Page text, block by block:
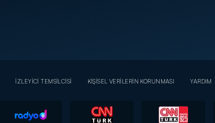
İZLEYİCİ TEMSİLCİSİ KİŞİSEL VERİLERİN KORUNMASI YARDIM